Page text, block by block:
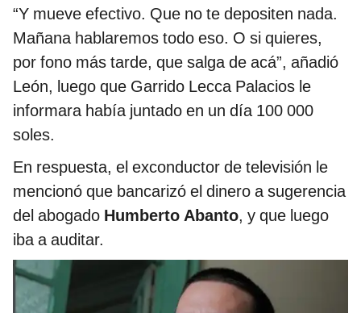
“Y mueve efectivo. Que no te depositen nada.
Mañana hablaremos todo eso. O si quieres,
por fono más tarde, que salga de acá”, añadió
León, luego que Garrido Lecca Palacios le
informara había juntado en un día 100 000
soles.
En respuesta, el exconductor de televisión le
mencionó que bancarizó el dinero a sugerencia
del abogado Humberto Abanto, y que luego
iba a auditar.